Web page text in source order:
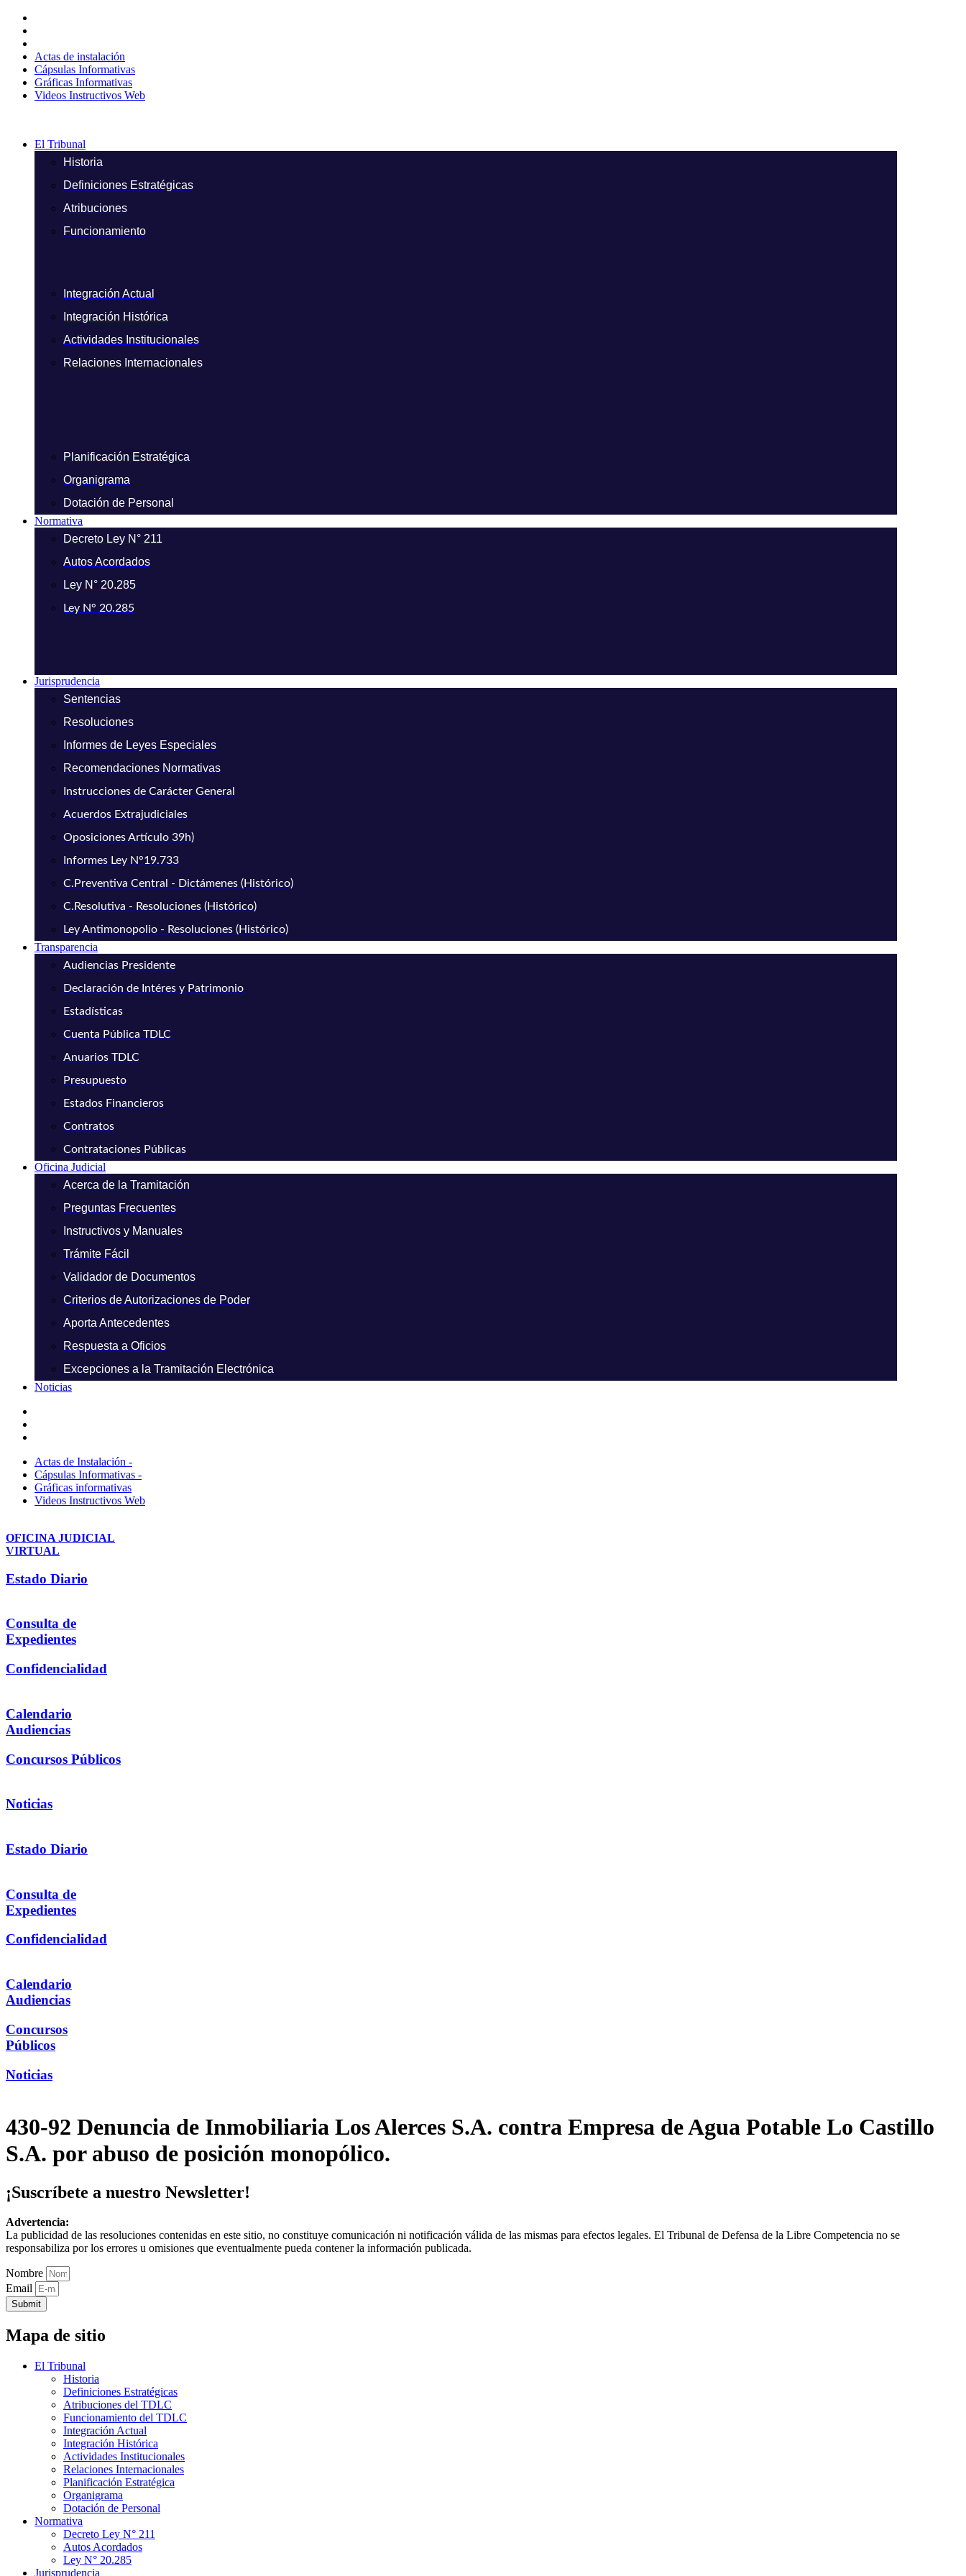
contenido
Actas de instalación
Cápsulas Informativas
Gráficas Informativas
Videos Instructivos Web
El Tribunal
Historia
Definiciones Estratégicas
Atribuciones
Funcionamiento
Integración Actual
Integración Histórica
Actividades Institucionales
Relaciones Internacionales
Planificación Estratégica
Organigrama
Dotación de Personal
Normativa
Decreto Ley N° 211
Autos Acordados
Ley N° 20.285
Ley N° 20.285
Jurisprudencia
Sentencias
Resoluciones
Informes de Leyes Especiales
Recomendaciones Normativas
Instrucciones de Carácter General
Acuerdos Extrajudiciales
Oposiciones Artículo 39h)
Informes Ley N°19.733
C.Preventiva Central - Dictámenes (Histórico)
C.Resolutiva - Resoluciones (Histórico)
Ley Antimonopolio - Resoluciones (Histórico)
Transparencia
Audiencias Presidente
Declaración de Intéres y Patrimonio
Estadísticas
Cuenta Pública TDLC
Anuarios TDLC
Presupuesto
Estados Financieros
Contratos
Contrataciones Públicas
Oficina Judicial
Acerca de la Tramitación
Preguntas Frecuentes
Instructivos y Manuales
Trámite Fácil
Validador de Documentos
Criterios de Autorizaciones de Poder
Aporta Antecedentes
Respuesta a Oficios
Excepciones a la Tramitación Electrónica
Noticias
Actas de Instalación -
Cápsulas Informativas -
Gráficas informativas
Videos Instructivos Web
OFICINA JUDICIAL
VIRTUAL
Estado Diario
Consulta de
Expedientes
Confidencialidad
Calendario
Audiencias
Concursos Públicos
Noticias
Estado Diario
Consulta de
Expedientes
Confidencialidad
Calendario
Audiencias
Concursos
Públicos
Noticias
430-92 Denuncia de Inmobiliaria Los Alerces S.A. contra Empresa de Agua Potable Lo Castillo
S.A. por abuso de posición monopólico.
¡Suscríbete a nuestro Newsletter!
Advertencia:
La publicidad de las resoluciones contenidas en este sitio, no constituye comunicación ni notificación válida de las mismas para efectos legales. El Tribunal de Defensa de la Libre Competencia no se
responsabiliza por los errores u omisiones que eventualmente pueda contener la información publicada.
Nombre
Email
Submit
Mapa de sitio
El Tribunal
Historia
Definiciones Estratégicas
Atribuciones del TDLC
Funcionamiento del TDLC
Integración Actual
Integración Histórica
Actividades Institucionales
Relaciones Internacionales
Planificación Estratégica
Organigrama
Dotación de Personal
Normativa
Decreto Ley N° 211
Autos Acordados
Ley N° 20.285
Jurisprudencia